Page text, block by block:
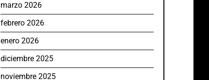
marzo 2026
febrero 2026
enero 2026
diciembre 2025
noviembre 2025